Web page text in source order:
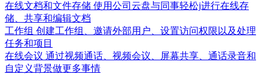
在线文档和文件存储 使用公司云盘与同事轻松j进行在线存
储、共享和编辑文档
工作组 创建工作组、邀请外部用户、设置访问权限以及处理
任务和项目
在线会议 通过视频通话、视频会议、屏幕共享、通话录音和
自定义背景做更多事情